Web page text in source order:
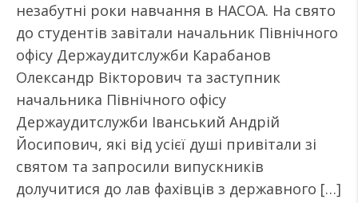
незабутні роки навчання в НАСОА. На свято
до студентів завітали начальник Північного
офісу Держаудитслужби Карабанов
Олександр Вікторович та заступник
начальника Північного офісу
Держаудитслужби Іванський Андрій
Йосипович, які від усієї душі привітали зі
святом та запросили випускників
долучитися до лав фахівців з державного […]